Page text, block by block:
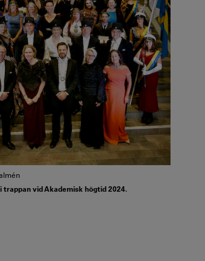
trappan vid Akademisk högtid 2024.